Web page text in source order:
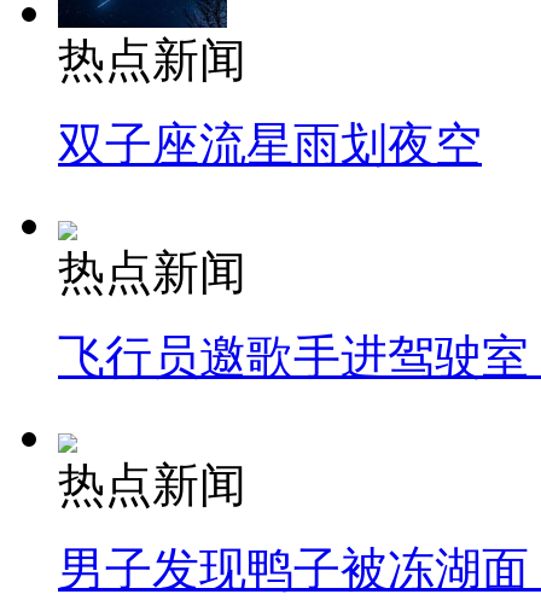
热点新闻
双子座流星雨划夜空
热点新闻
飞行员邀歌手进驾驶
热点新闻
男子发现鸭子被冻湖